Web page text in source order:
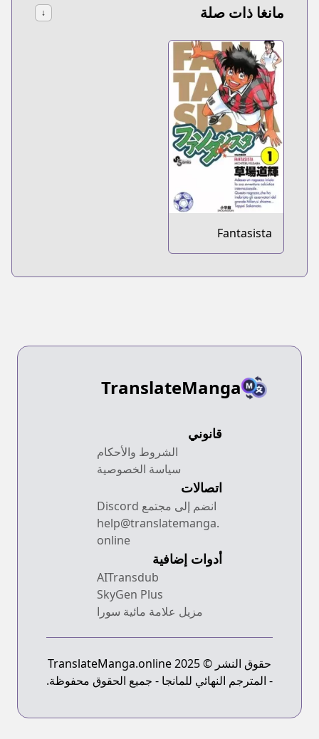
مانغا ذات صلة ↓
Fantasista
TranslateManga
قانوني
الشروط والأحكام
سياسة الخصوصية
اتصالات
انضم إلى مجتمع Discord
help@translatemanga.
online
أدوات إضافية
AITransdub
SkyGen Plus
مزيل علامة مائية سورا
حقوق النشر © 2025 TranslateManga.online
- المترجم النهائي للمانجا - جميع الحقوق محفوظة.